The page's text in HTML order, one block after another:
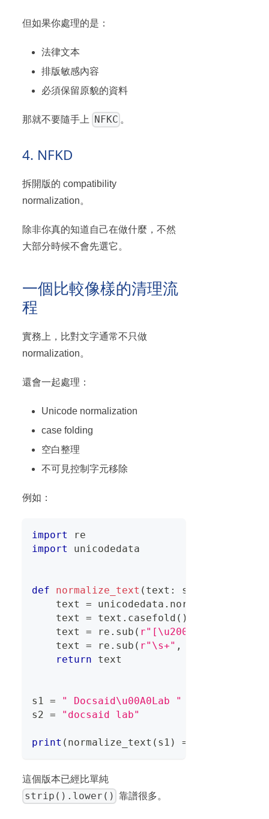
但如果你處理的是：
法律文本
排版敏感內容
必須保留原貌的資料
那就不要隨手上 NFKC 。
4. NFKD
拆開版的 compatibility
normalization。
除非你真的知道自己在做什麼，不然
大部分時候不會先選它。
一個比較像樣的清理流
程
實務上，比對文字通常不只做
normalization。
還會一起處理：
Unicode normalization
case folding
空白整理
不可見控制字元移除
例如：
import
re
import
unicodedata
def normalize_text ( text : str
    text
= unicodedata . normalize
    text
= text . casefold ( )
    text
= re . sub ( r"[\u200b-
    text
= re . sub ( r"\s+" ,
return text
s1 =
" Docsaid\u00A0Lab "
s2 = "docsaid lab"
print ( normalize_text ( s1 ) ==
這個版本已經比單純
strip().lower() 靠譜很多。